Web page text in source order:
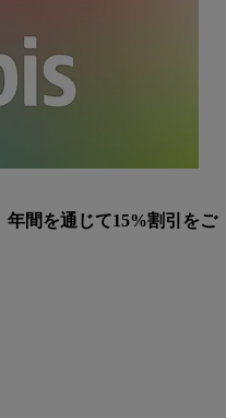
年間を通じて15%割引をご